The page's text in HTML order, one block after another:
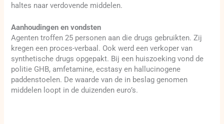
haltes naar verdovende middelen.
Aanhoudingen en vondsten
Agenten troffen 25 personen aan die drugs gebruikten. Zij
kregen een proces-verbaal. Ook werd een verkoper van
synthetische drugs opgepakt. Bij een huiszoeking vond de
politie GHB, amfetamine, ecstasy en hallucinogene
paddenstoelen. De waarde van de in beslag genomen
middelen loopt in de duizenden euro’s.